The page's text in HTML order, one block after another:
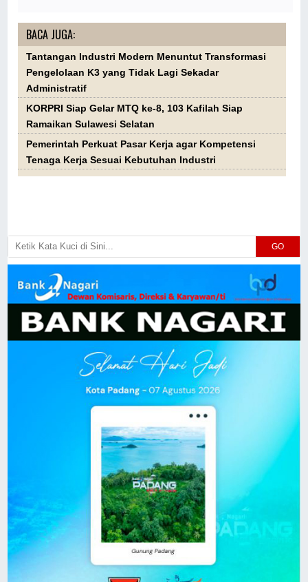
BACA JUGA:
Tantangan Industri Modern Menuntut Transformasi
Pengelolaan K3 yang Tidak Lagi Sekadar
Administratif
KORPRI Siap Gelar MTQ ke-8, 103 Kafilah Siap
Ramaikan Sulawesi Selatan
Pemerintah Perkuat Pasar Kerja agar Kompetensi
Tenaga Kerja Sesuai Kebutuhan Industri
GO